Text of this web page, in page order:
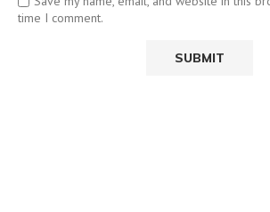
time I comment.